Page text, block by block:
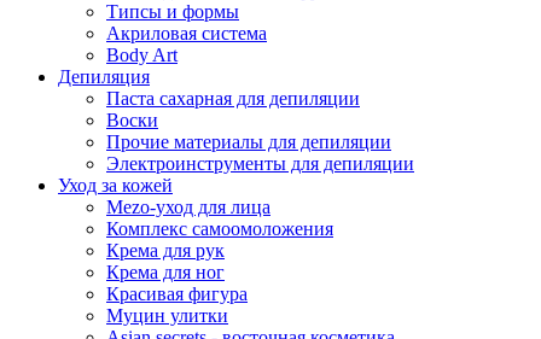
Типсы и формы
Акриловая система
Body Art
Депиляция
Паста сахарная для депиляции
Воски
Прочие материалы для депиляции
Электроинструменты для депиляции
Уход за кожей
Mezo-уход для лица
Комплекс самоомоложения
Крема для рук
Крема для ног
Красивая фигура
Муцин улитки